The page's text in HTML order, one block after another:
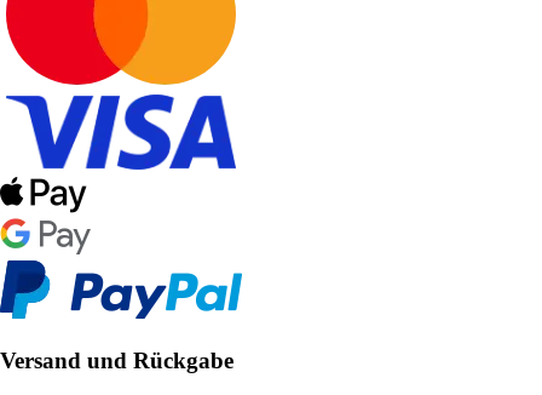
Versand und Rückgabe